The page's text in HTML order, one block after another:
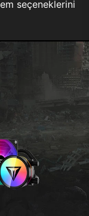
seçeneklerini